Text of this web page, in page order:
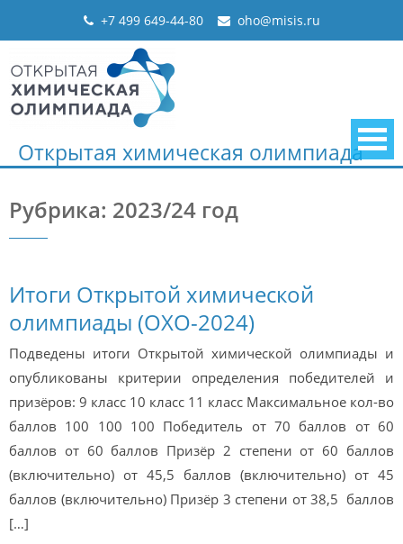
+7 499 649-44-80 oho@misis.ru
Открытая химическая олимпиада
Рубрика: 2023/24 год
Итоги Открытой химической
олимпиады (ОХО-2024)
Подведены итоги Открытой химической олимпиады и
опубликованы критерии определения победителей и
призёров: 9 класс 10 класс 11 класс Максимальное кол-во
баллов 100 100 100 Победитель от 70 баллов от 60
баллов от 60 баллов Призёр 2 степени от 60 баллов
(включительно) от 45,5 баллов (включительно) от 45
баллов (включительно) Призёр 3 степени от 38,5 баллов
[…]